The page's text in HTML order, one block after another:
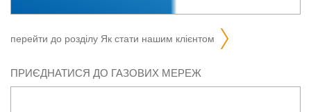
перейти до розділу як стати нашим клієнтом
ПРИЄДНАТИСЯ ДО ГАЗОВИХ МЕРЕЖ